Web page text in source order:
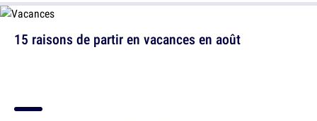
15 raisons de partir en vacances en août